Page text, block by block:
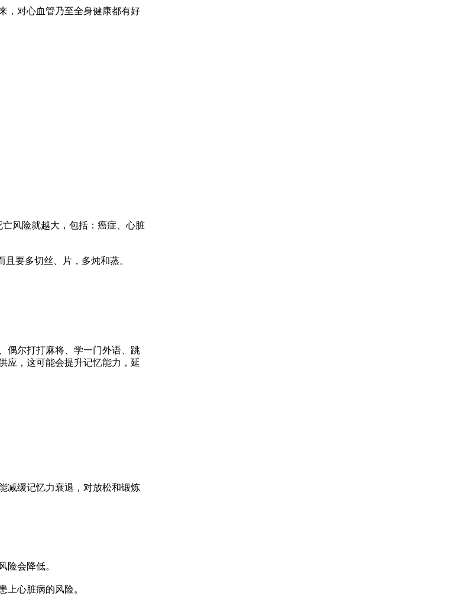
对心血管乃至全身健康都有好
风险就越大，包括：癌症、心脏
要多切丝、片，多炖和蒸。
尔打打麻将、学一门外语、跳
应，这可能会提升记忆能力，延
缓记忆力衰退，对放松和锻炼
会降低。
心脏病的风险。